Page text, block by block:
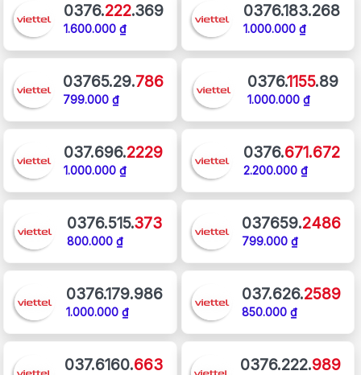
0376.222.369
1.600.000 ₫
0376.183.268
1.000.000 ₫
03765.29.786
799.000 ₫
0376.1155.89
1.000.000 ₫
037.696.2229
1.000.000 ₫
0376.671.672
2.200.000 ₫
0376.515.373
800.000 ₫
037659.2486
799.000 ₫
0376.179.986
1.000.000 ₫
037.626.2589
850.000 ₫
037.6160.663 0376.222.989